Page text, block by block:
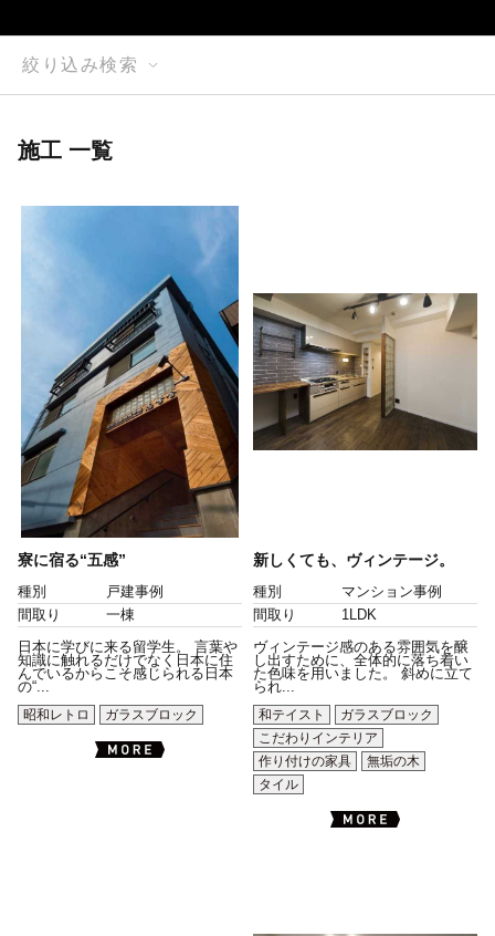
絞り込み検索
施工 一覧
寮に宿る“五感”
種別
戸建事例
間取り
一棟
日本に学びに来る留学生。 言葉や
知識に触れるだけでなく日本に住
んでいるからこそ感じられる日本
の“...
昭和レトロ
ガラスブロック
新しくても、ヴィンテージ。
種別
マンション事例
間取り
1LDK
ヴィンテージ感のある雰囲気を醸
し出すために、全体的に落ち着い
た色味を用いました。 斜めに立て
られ...
和テイスト
ガラスブロック
こだわりインテリア
作り付けの家具
無垢の木
タイル